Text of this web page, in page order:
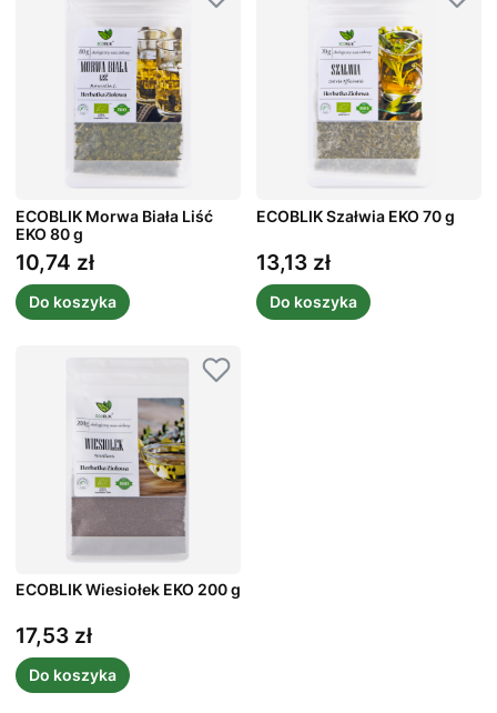
ECOBLIK Morwa Biała Liść
EKO 80 g
Cena
10,74 zł
Do koszyka
ECOBLIK Szałwia EKO 70 g
Cena
13,13 zł
Do koszyka
ECOBLIK Wiesiołek EKO 200 g
Cena
17,53 zł
Do koszyka